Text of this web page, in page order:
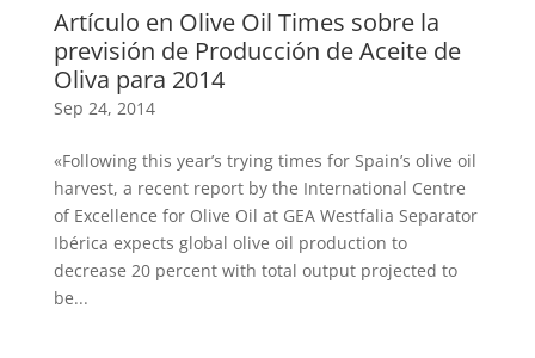
Artículo en Olive Oil Times sobre la
previsión de Producción de Aceite de
Oliva para 2014
Sep 24, 2014
«Following this year’s trying times for Spain’s olive oil
harvest, a recent report by the International Centre
of Excellence for Olive Oil at GEA Westfalia Separator
Ibérica expects global olive oil production to
decrease 20 percent with total output projected to
be...